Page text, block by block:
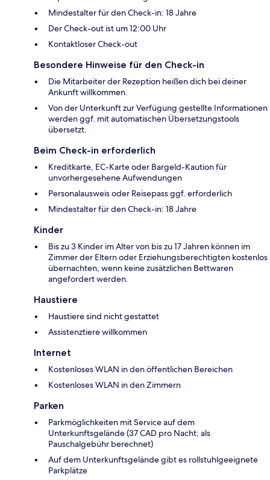
Mindestalter für den Check-in: 18 Jahre
Der Check-out ist um 12:00 Uhr
Kontaktloser Check-out
Besondere Hinweise für den Check-in
Die Mitarbeiter der Rezeption heißen dich bei deiner
Ankunft willkommen.
Von der Unterkunft zur Verfügung gestellte Informationen
werden ggf. mit automatischen Übersetzungstools
übersetzt.
Beim Check-in erforderlich
Kreditkarte, EC-Karte oder Bargeld-Kaution für
unvorhergesehene Aufwendungen
Personalausweis oder Reisepass ggf. erforderlich
Mindestalter für den Check-in: 18 Jahre
Kinder
Bis zu 3 Kinder im Alter von bis zu 17 Jahren können im
Zimmer der Eltern oder Erziehungsberechtigten kostenlos
übernachten, wenn keine zusätzlichen Bettwaren
angefordert werden.
Haustiere
Haustiere sind nicht gestattet
Assistenztiere willkommen
Internet
Kostenloses WLAN in den öffentlichen Bereichen
Kostenloses WLAN in den Zimmern
Parken
Parkmöglichkeiten mit Service auf dem
Unterkunftsgelände (37 CAD pro Nacht; als
Pauschalgebühr berechnet)
Auf dem Unterkunftsgelände gibt es rollstuhlgeeignete
Parkplätze